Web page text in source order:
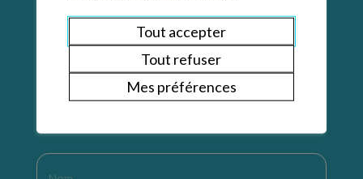
Nom
Tout accepter
Tout refuser
Mes préférences